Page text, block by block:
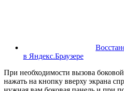
в Яндекс.Браузере
При необходимости вызова
нажать на кнопку вверху экрана